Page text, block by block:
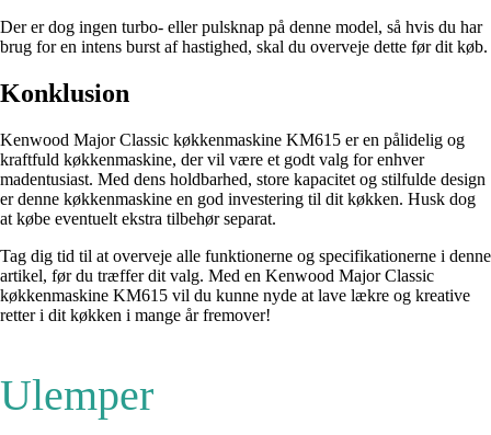
Der er dog ingen turbo- eller pulsknap på denne model, så hvis du har
brug for en intens burst af hastighed, skal du overveje dette før dit køb.
Konklusion
Kenwood Major Classic køkkenmaskine KM615 er en pålidelig og
kraftfuld køkkenmaskine, der vil være et godt valg for enhver
madentusiast. Med dens holdbarhed, store kapacitet og stilfulde design
er denne køkkenmaskine en god investering til dit køkken. Husk dog
at købe eventuelt ekstra tilbehør separat.
Tag dig tid til at overveje alle funktionerne og specifikationerne i denne
artikel, før du træffer dit valg. Med en Kenwood Major Classic
køkkenmaskine KM615 vil du kunne nyde at lave lækre og kreative
retter i dit køkken i mange år fremover!
Ulemper